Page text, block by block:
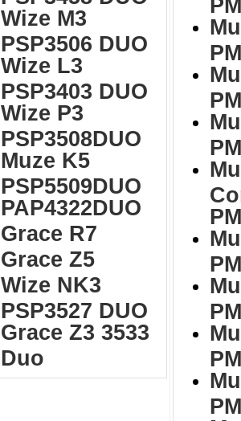
Wize M3
PSP3506 DUO
Wize L3
PSP3403 DUO
Wize P3
PSP3508DUO
Muze K5
PSP5509DUO
PAP4322DUO
Grace R7
Grace Z5
Wize NK3
PSP3527 DUO
Grace Z3 3533
Duo